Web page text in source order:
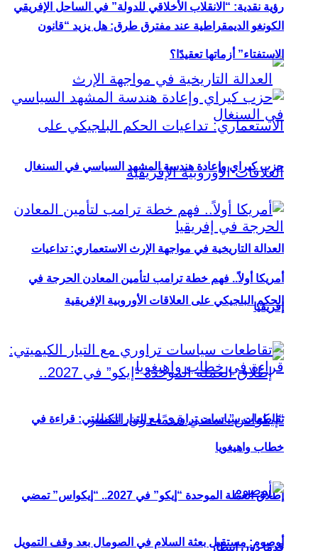
رؤية نقدية: “الانقلاب الأخلاقي للدولة” في الساحل الإفريقي
العدالة التاريخية في مواجهة الإرث الاستعماري: تداعيات
الحكم البلجيكي على العلاقات الأوروبية الإفريقية
إطلاق العملة الموحدة “إيكو” في 2027.. “إيكواس” تمضي
قدمًا دون انتظار
الكونغو الديمقراطية عند مفترق طرق: هل يزيد “قانون
الاستفتاء” أزماتها تعقيدًا؟
حزب كيراي وإعادة هندسة المشهد السياسي في السنغال
أمريكا أولاً.. فهم خطة ترامب لتأمين المعادن الحرجة في
إفريقيا
تقاطعات سياسات تراوري مع التيار الكيميتي: قراءة في
خطاب واهيغويا
أوصوم: مستقبل بعثة السلام في الصومال بعد وقف التمويل